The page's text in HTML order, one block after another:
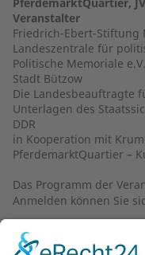
Veranstalter
Friedrich-Ebert-Stiftung
Landeszentrale für
Politische Memoriale e.V.
Stadt Bützow
Die Landesbeauftragte
Unterlagen des
DDR
in Kooperation mit
PferdemarktQuartier –
Das Programm der
Anmelden können Sie
« zurück zur Übersicht